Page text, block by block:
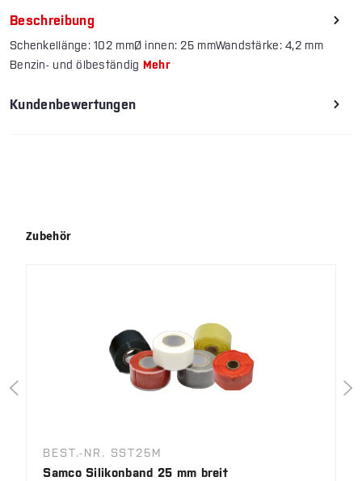
Beschreibung
Schenkellänge: 102 mmØ innen: 25 mmWandstärke: 4,2 mm
Benzin- und ölbeständig Mehr
Kundenbewertungen
Produktgalerie überspringen
Zubehör
BEST.-NR. SST25M
Samco Silikonband 25 mm breit